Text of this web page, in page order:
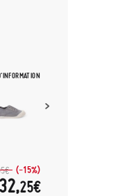
(-15%)
32,25€